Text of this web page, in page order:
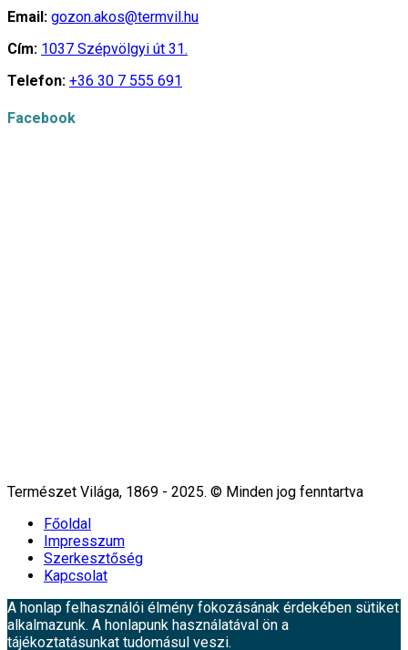
Email: gozon.akos@termvil.hu
Cím: 1037 Szépvölgyi út 31.
Telefon: +36 30 7 555 691
Facebook
Természet Világa, 1869 - 2025. © Minden jog fenntartva
Főoldal
Impresszum
Szerkesztőség
Kapcsolat
A honlap felhasználói élmény fokozásának érdekében sütiket
alkalmazunk. A honlapunk használatával ön a
tájékoztatásunkat tudomásul veszi.